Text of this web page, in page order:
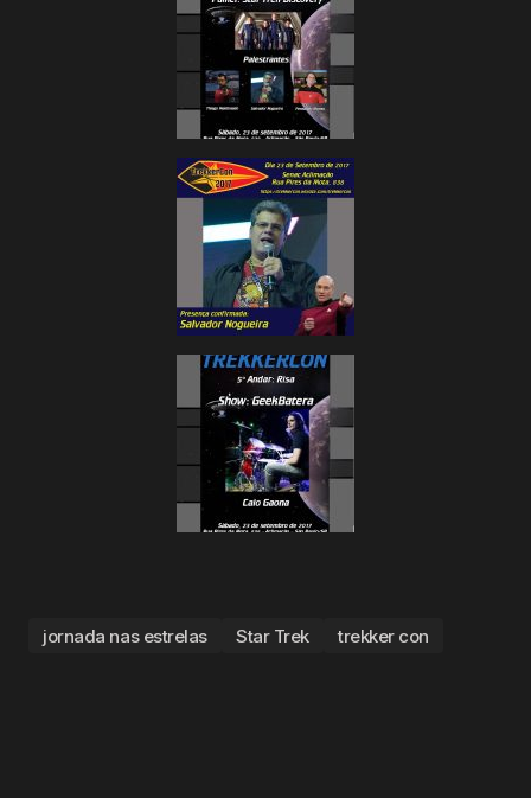
jornada nas estrelas Star Trek trekker con